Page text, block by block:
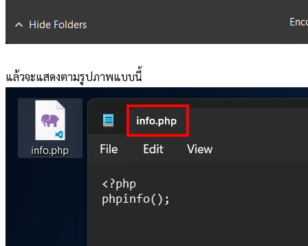
แล้วจะแสดงตามรูปภาพแบบนี้